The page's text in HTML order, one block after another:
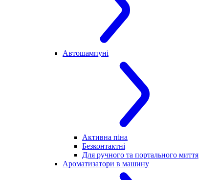
Автошампуні
Активна піна
Безконтактні
Для ручного та портального миття
Ароматизатори в машину